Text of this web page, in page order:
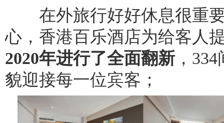
在外旅行好好休息很重要
心，香港百乐酒店为给客人
2020年进行了全面翻新 ，
貌迎接每一位宾客；